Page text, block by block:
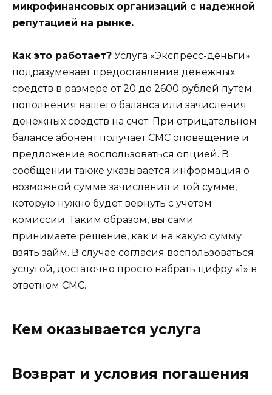
микрофинансовых организаций с надежной
репутацией на рынке.
Как это работает? Услуга «Экспресс-деньги»
подразумевает предоставление денежных
средств в размере от 20 до 2600 рублей путем
пополнения вашего баланса или зачисления
денежных средств на счет. При отрицательном
балансе абонент получает СМС оповещение и
предложение воспользоваться опцией. В
сообщении также указывается информация о
возможной сумме зачисления и той сумме,
которую нужно будет вернуть с учетом
комиссии. Таким образом, вы сами
принимаете решение, как и на какую сумму
взять займ. В случае согласия воспользоваться
услугой, достаточно просто набрать цифру «1» в
ответном СМС.
Кем оказывается услуга
Возврат и условия погашения